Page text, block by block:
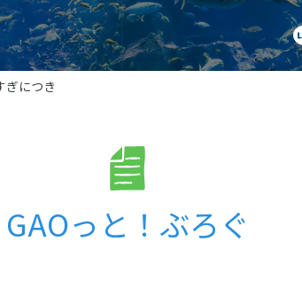
ぎにつき
GAOっと！ぶろぐ